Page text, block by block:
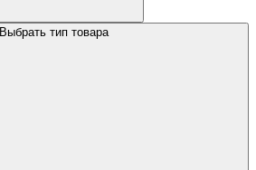
Выбрать тип товара